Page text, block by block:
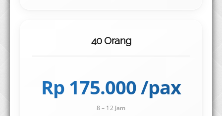
40 Orang
Rp 175.000 /pax
8 – 12 Jam